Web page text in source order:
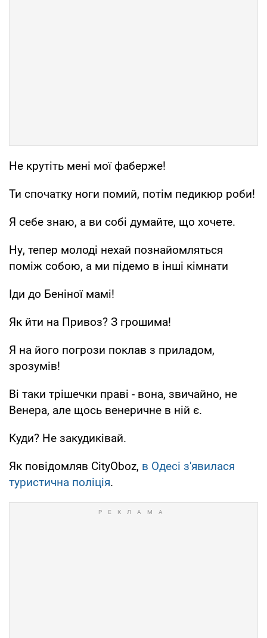
Не крутіть мені мої фаберже!
Ти спочатку ноги помий, потім педикюр роби!
Я себе знаю, а ви собі думайте, що хочете.
Ну, тепер молоді нехай познайомляться
поміж собою, а ми підемо в інші кімнати
Іди до Беніної мамі!
Як йти на Привоз? З грошима!
Я на його погрози поклав з приладом,
зрозумів!
Ві таки трішечки праві - вона, звичайно, не
Венера, але щось венеричне в ній є.
Куди? Не закудиківай.
Як повідомляв CityOboz, в Одесі з'явилася
туристична поліція.